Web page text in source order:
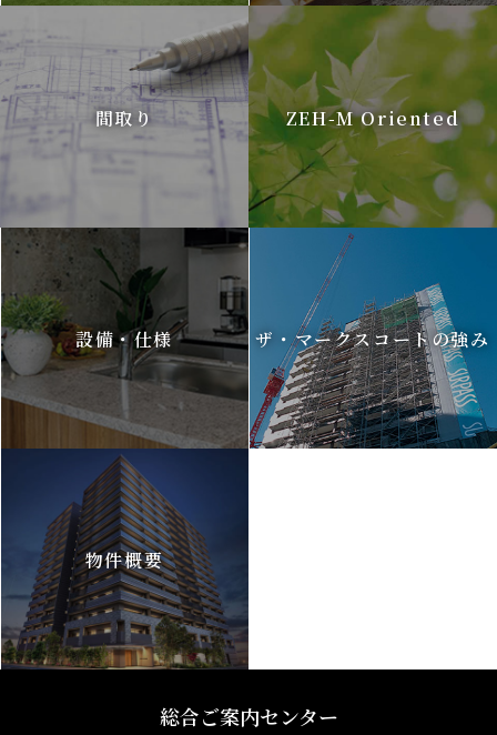
間取り ZEH-M Oriented
設備・仕様 ザ・マークスコートの強み
物件概要
総合ご案内センター